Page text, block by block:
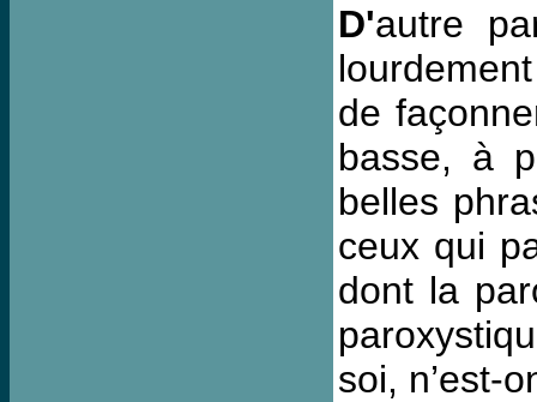
D'autre
de
basse, à
belles
ceux qui
dont la
soi, n’est-